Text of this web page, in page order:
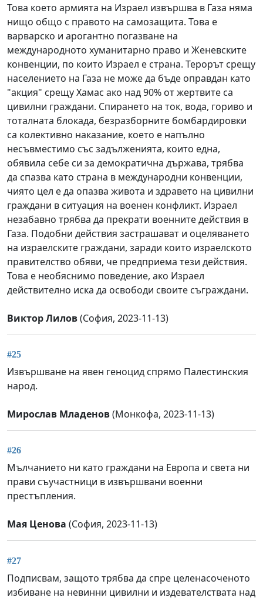
Това което армията на Израел извършва в Газа няма
нищо общо с правото на самозащита. Това е
варварско и арогантно погазване на
международното хуманитарно право и Женевските
конвенции, по които Израел е страна. Терорът срещу
населението на Газа не може да бъде оправдан като
"акция" срещу Хамас ако над 90% от жертвите са
цивилни граждани. Спирането на ток, вода, гориво и
тоталната блокада, безразборните бомбардировки
са колективно наказание, което е напълно
несъвместимо със задълженията, които една,
обявила себе си за демократична държава, трябва
да спазва като страна в международни конвенции,
чиято цел е да опазва живота и здравето на цивилни
граждани в ситуация на военен конфликт. Израел
незабавно трябва да прекрати военните действия в
Газа. Подобни действия застрашават и оцеляването
на израелските граждани, заради които израелското
правителство обяви, че предприема тези действия.
Това е необяснимо поведение, ако Израел
действително иска да освободи своите съграждани.
Виктор Лилов(София, 2023-11-13)
#25
Извършване на явен геноцид спрямо Палестинския
народ.
Мирослав Младенов(Монкофа, 2023-11-13)
#26
Мълчанието ни като граждани на Европа и света ни
прави съучастници в извършвани военни
престъпления.
Мая Ценова (София, 2023-11-13)
#27
Подписвам, защото трябва да спре целенасоченото
избиване на невинни цивилни и издевателствата над